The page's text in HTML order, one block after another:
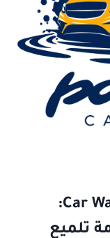
مغسلة سيارات Car Wash Polish:
تلميع